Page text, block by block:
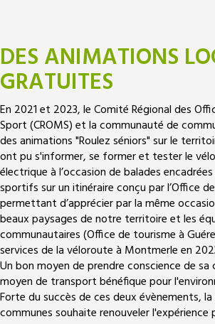
DES ANIMATIONS
GRATUITES
En 2021 et 2023, le Comité Régional des
Sport (CROMS) et la communauté de
des animations "Roulez séniors" sur le
ont pu s'informer, se former et tester le
électrique à l’occasion de balades
sportifs sur un itinéraire conçu par l’Office
permettant d’apprécier par la même
beaux paysages de notre territoire et les
communautaires (Office de tourisme à
services de la véloroute à Montmerle en
Un bon moyen de prendre conscience de
moyen de transport bénéfique pour
Forte du succès de ces deux évènements,
communes souhaite renouveler l'expérience